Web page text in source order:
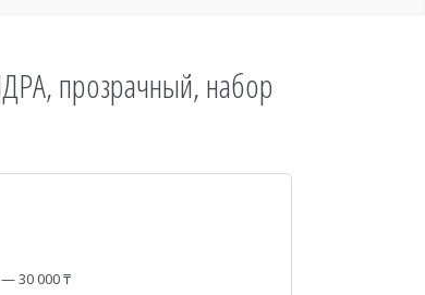
прозрачный, набор
30 000 ₸